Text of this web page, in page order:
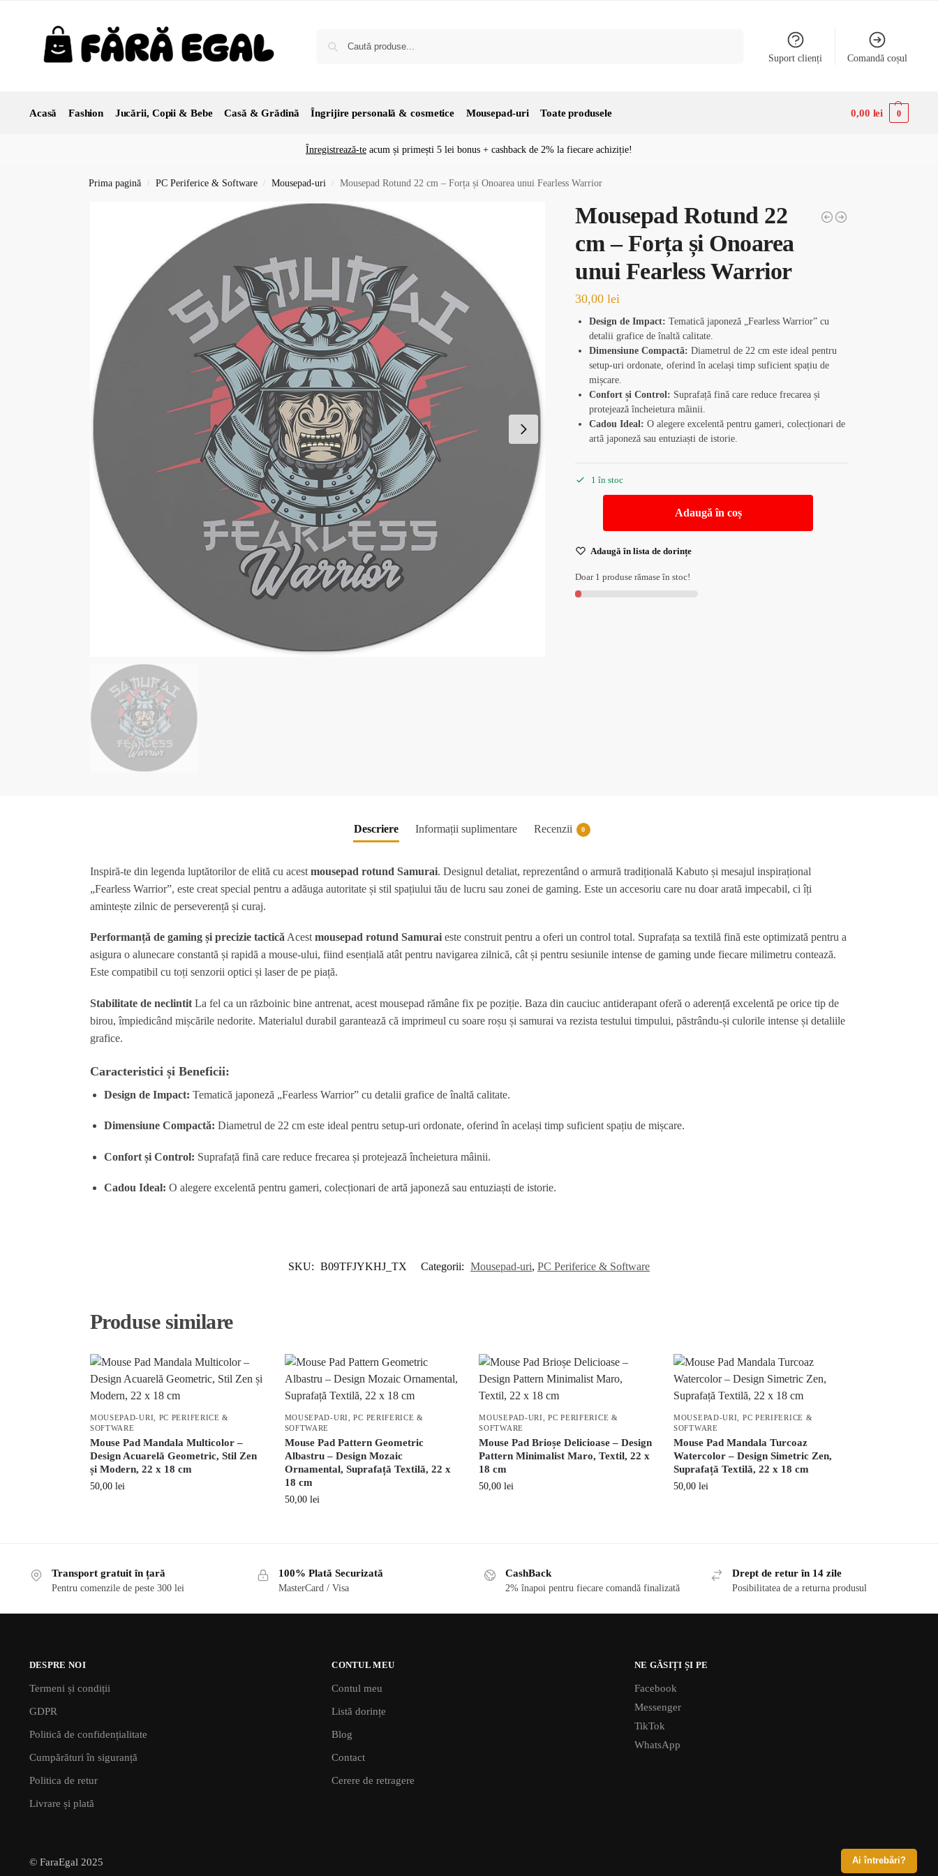
Suport clienți Comandă coșul
Acasă Fashion Jucării, Copii & Bebe Casă & Grădină Îngrijire personală & cosmetice Mousepad-uri Toate produsele 0,00 lei 0
Înregistrează-te acum și primești 5 lei bonus + cashback de 2% la fiecare achiziție!
Prima pagină / PC Periferice & Software / Mousepad-uri / Mousepad Rotund 22 cm – Forța și Onoarea unui Fearless Warrior
Mousepad Rotund 22
cm – Forța și Onoarea
unui Fearless Warrior
30,00lei
Design de Impact: Tematică japoneză „Fearless Warrior” cu
detalii grafice de înaltă calitate.
Dimensiune Compactă: Diametrul de 22 cm este ideal pentru
setup-uri ordonate, oferind în același timp suficient spațiu de
mișcare.
Confort și Control: Suprafață fină care reduce frecarea și
protejează încheietura mâinii.
Cadou Ideal: O alegere excelentă pentru gameri, colecționari de
artă japoneză sau entuziaști de istorie.
1 în stoc
Adaugă în coș
Adaugă în lista de dorințe
Doar 1 produse rămase în stoc!
Ai întrebări?
Descriere Informații suplimentare Recenzii 0
Inspiră-te din legenda luptătorilor de elită cu acest mousepad rotund Samurai. Designul detaliat, reprezentând o armură tradițională Kabuto și mesajul inspirațional
„Fearless Warrior”, este creat special pentru a adăuga autoritate și stil spațiului tău de lucru sau zonei de gaming. Este un accesoriu care nu doar arată impecabil, ci îți
amintește zilnic de perseverență și curaj.
Performanță de gaming și precizie tactică Acest mousepad rotund Samuraieste construit pentru a oferi un control total. Suprafața sa textilă fină este optimizată pentru a
asigura o alunecare constantă și rapidă a mouse-ului, fiind esențială atât pentru navigarea zilnică, cât și pentru sesiunile intense de gaming unde fiecare milimetru contează.
Este compatibil cu toți senzorii optici și laser de pe piață.
Stabilitate de neclintitLa fel ca un războinic bine antrenat, acest mousepad rămâne fix pe poziție. Baza din cauciuc antiderapant oferă o aderență excelentă pe orice tip de
birou, împiedicând mișcările nedorite. Materialul durabil garantează că imprimeul cu soare roșu și samurai va rezista testului timpului, păstrându-și culorile intense și detaliile
grafice.
Caracteristici și Beneficii:
Design de Impact: Tematică japoneză „Fearless Warrior” cu detalii grafice de înaltă calitate.
Dimensiune Compactă: Diametrul de 22 cm este ideal pentru setup-uri ordonate, oferind în același timp suficient spațiu de mișcare.
Confort și Control: Suprafață fină care reduce frecarea și protejează încheietura mâinii.
Cadou Ideal: O alegere excelentă pentru gameri, colecționari de artă japoneză sau entuziaști de istorie.
SKU: B09TFJYKHJ_TX Categorii: Mousepad-uri, PC Periferice & Software
Produse similare
MOUSEPAD-URI
PC PERIFERICE &
SOFTWARE
Mouse Pad Mandala Multicolor –
Design Acuarelă Geometric, Stil Zen
și Modern, 22 x 18 cm
50,00 lei
MOUSEPAD-URI ,PC PERIFERICE &
SOFTWARE
Mouse Pad Pattern Geometric
Albastru – Design Mozaic
Ornamental, Suprafață Textilă, 22 x
18 cm
50,00 lei
MOUSEPAD-URI ,PC PERIFERICE &
SOFTWARE
Mouse Pad Brioșe Delicioase – Design
Pattern Minimalist Maro, Textil, 22 x
18 cm
50,00lei
MOUSEPAD-URI
PC PERIFERICE &
SOFTWARE
Mouse Pad Mandala Turcoaz
Watercolor – Design Simetric Zen,
Suprafață Textilă, 22 x 18 cm
50,00lei
Transport gratuit în țară
Pentru comenzile de peste 300 lei
100% Plată Securizată
MasterCard / Visa
CashBack
2% înapoi pentru fiecare comandă finalizată
Drept de retur în 14 zile
Posibilitatea de a returna produsul
DESPRE NOI
Termeni și condiții
GDPR
Politică de confidențialitate
Cumpărături în siguranță
Politica de retur
Livrare și plată
CONTUL MEU
Contul meu
Listă dorințe
Blog
Contact
Cerere de retragere
NE GĂSIȚI ȘI PE
Facebook
Messenger
TikTok
WhatsApp
© FaraEgal 2025